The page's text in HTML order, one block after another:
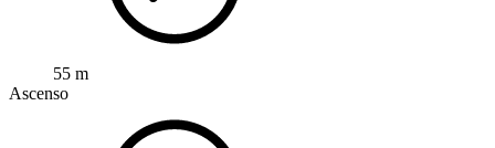
55 m
Ascenso